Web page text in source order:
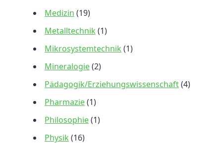
Medizin (19)
Metalltechnik (1)
Mikrosystemtechnik (1)
Mineralogie(2)
Pädagogik/Erziehungswissenschaft(4)
Pharmazie(1)
Philosophie(1)
Physik (16)